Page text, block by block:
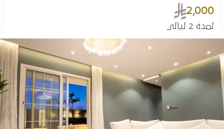
2,000
لمدة 2 ليالي